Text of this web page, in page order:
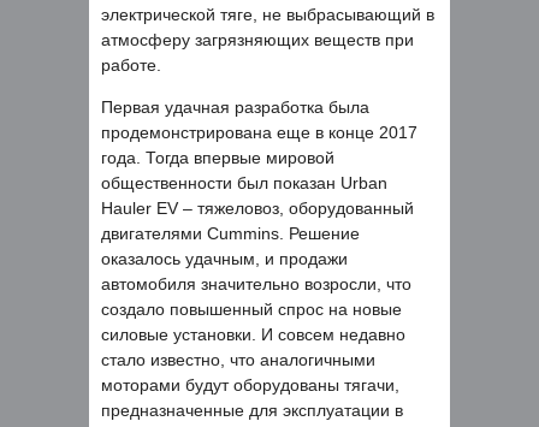
электрической тяге, не выбрасывающий в
атмосферу загрязняющих веществ при
работе.
Первая удачная разработка была
продемонстрирована еще в конце 2017
года. Тогда впервые мировой
общественности был показан Urban
Hauler EV – тяжеловоз, оборудованный
двигателями Сummins. Решение
оказалось удачным, и продажи
автомобиля значительно возросли, что
создало повышенный спрос на новые
силовые установки. И совсем недавно
стало известно, что аналогичными
моторами будут оборудованы тягачи,
предназначенные для эксплуатации в